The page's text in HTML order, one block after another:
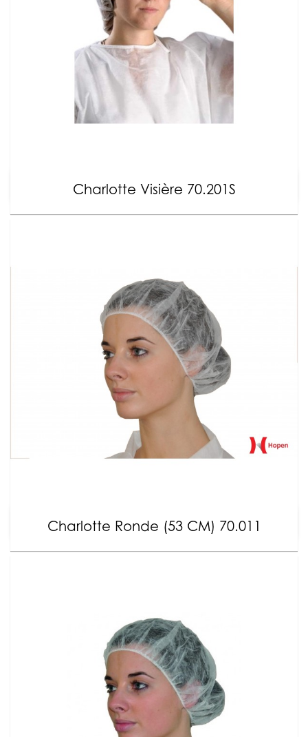
Charlotte Visière 70.201S
Charlotte Ronde (53 CM) 70.011